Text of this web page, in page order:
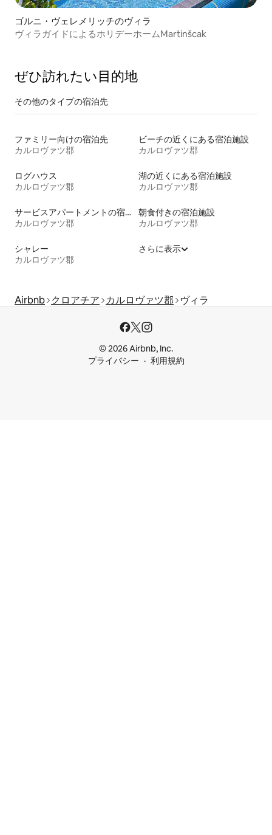
ゴルニ・ヴェレメリッチのヴィラ
ヴィラガイドによるホリデーホームMartinšcak
ぜひ訪⁠れ⁠た⁠い目⁠的⁠地
その他のタ⁠イ⁠プ⁠の宿⁠泊⁠先
ファミリー向けの宿泊先
カルロヴァツ郡
ビーチの近くにある宿泊施設
カルロヴァツ郡
ログハウス
カルロヴァツ郡
湖の近くにある宿泊施設
カルロヴァツ郡
サービスアパートメントの宿泊施設
カルロヴァツ郡
朝食付きの宿泊施設
カルロヴァツ郡
シャレー
カルロヴァツ郡
さらに表示
Airbnb クロアチア カルロヴァツ郡 ヴィラ
© 2026 Airbnb, Inc.
プライバシー
利用規約